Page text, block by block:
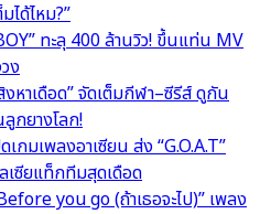
ได้ไหม?”
ทะลุ 400 ล้านวิว! ขึ้นแท่น MV
ง
หาเดือด” จัดเต็มกีฬา–ซีรีส์ ดูกัน
กยางโลก!
เกมเพลงอาเซียน ส่ง “G.O.A.T”
เซียแท็กทีมสุดเดือด
you go (ถ้าเธอจะไป)” เพลง